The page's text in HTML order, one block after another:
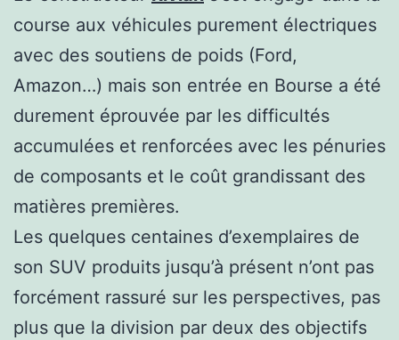
course aux véhicules purement électriques
avec des soutiens de poids (Ford,
Amazon…) mais son entrée en Bourse a été
durement éprouvée par les difficultés
accumulées et renforcées avec les pénuries
de composants et le coût grandissant des
matières premières.
Les quelques centaines d’exemplaires de
son SUV produits jusqu’à présent n’ont pas
forcément rassuré sur les perspectives, pas
plus que la division par deux des objectifs